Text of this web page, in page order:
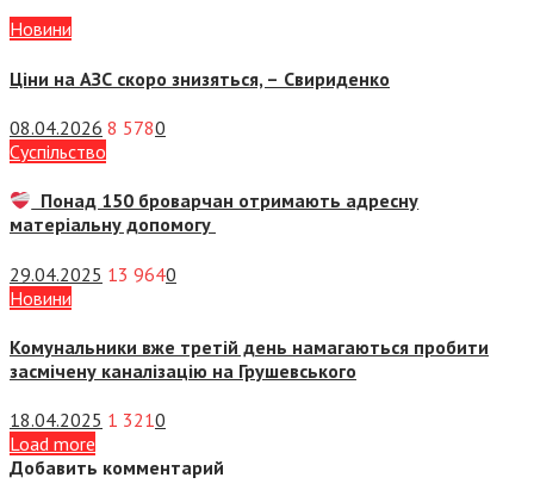
Новини
Ціни на АЗС скоро знизяться, – Свириденко
08.04.2026 8 5780
Суспiльство
Понад 150 броварчан отримають адресну
матеріальну допомогу
29.04.2025 13 9640
Новини
Комунальники вже третій день намагаються пробити
засмічену каналізацію на Грушевського
18.04.2025 1 3210
Load more
Добавить комментарий